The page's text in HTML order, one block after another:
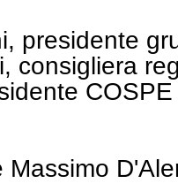
presidente
consigliera
Massimo